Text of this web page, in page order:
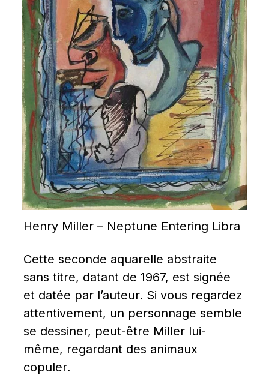
Henry Miller – Neptune Entering Libra
Cette seconde aquarelle abstraite
sans titre, datant de 1967, est signée
et datée par l’auteur. Si vous regardez
attentivement, un personnage semble
se dessiner, peut-être Miller lui-
même, regardant des animaux
copuler.